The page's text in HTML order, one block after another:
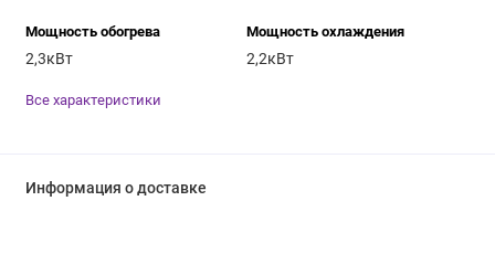
Мощность обогрева
2,3кВт
Мощность охлаждения
2,2кВт
Все характеристики
Информация о доставке